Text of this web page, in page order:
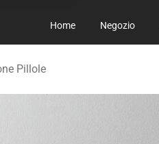
Home Negozio
Pillole